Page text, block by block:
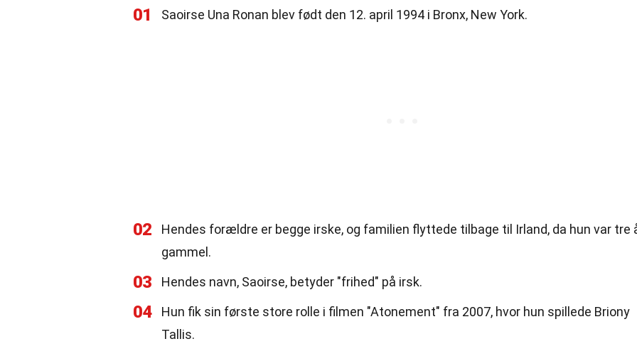
01 Saoirse Una Ronan blev født den 12. april 1994 i Bronx, New York.
02
Hendes forældre er begge irske, og familien flyttede tilbage til Irland, da hun var tre
gammel.
03 Hendes navn, Saoirse, betyder "frihed" på irsk.
04
Hun fik sin første store rolle i filmen "Atonement" fra 2007, hvor hun spillede Briony
Tallis.